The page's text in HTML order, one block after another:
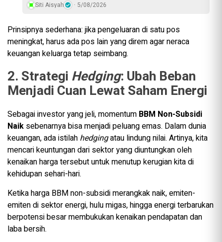
Siti Aisyah 5/08/2026
Prinsipnya sederhana: jika pengeluaran di satu pos
meningkat, harus ada pos lain yang direm agar neraca
keuangan keluarga tetap seimbang.
2. Strategi Hedging: Ubah Beban
Menjadi Cuan Lewat Saham Energi
Sebagai investor yang jeli, momentum BBM Non-Subsidi
Naik sebenarnya bisa menjadi peluang emas. Dalam dunia
keuangan, ada istilah hedgingatau lindung nilai. Artinya, kita
mencari keuntungan dari sektor yang diuntungkan oleh
kenaikan harga tersebut untuk menutup kerugian kita di
kehidupan sehari-hari.
Ketika harga BBM non-subsidi merangkak naik, emiten-
emiten di sektor energi, hulu migas, hingga energi terbarukan
berpotensi besar membukukan kenaikan pendapatan dan
laba bersih.